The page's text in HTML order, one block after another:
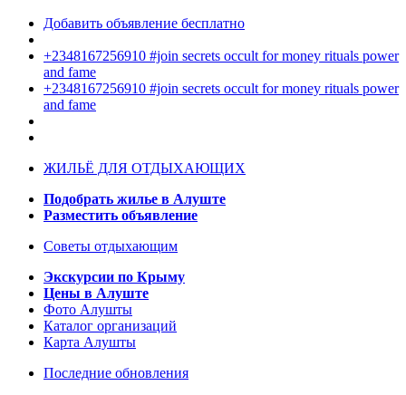
Добавить объявление бесплатно
+2348167256910 #join secrets occult for money rituals power
and fame
+2348167256910 #join secrets occult for money rituals power
and fame
ЖИЛЬЁ ДЛЯ ОТДЫХАЮЩИХ
Подобрать жилье в Алуште
Разместить объявление
Советы отдыхающим
Экскурсии по Крыму
Цены в Алуште
Фото Алушты
Каталог организаций
Карта Алушты
Последние обновления